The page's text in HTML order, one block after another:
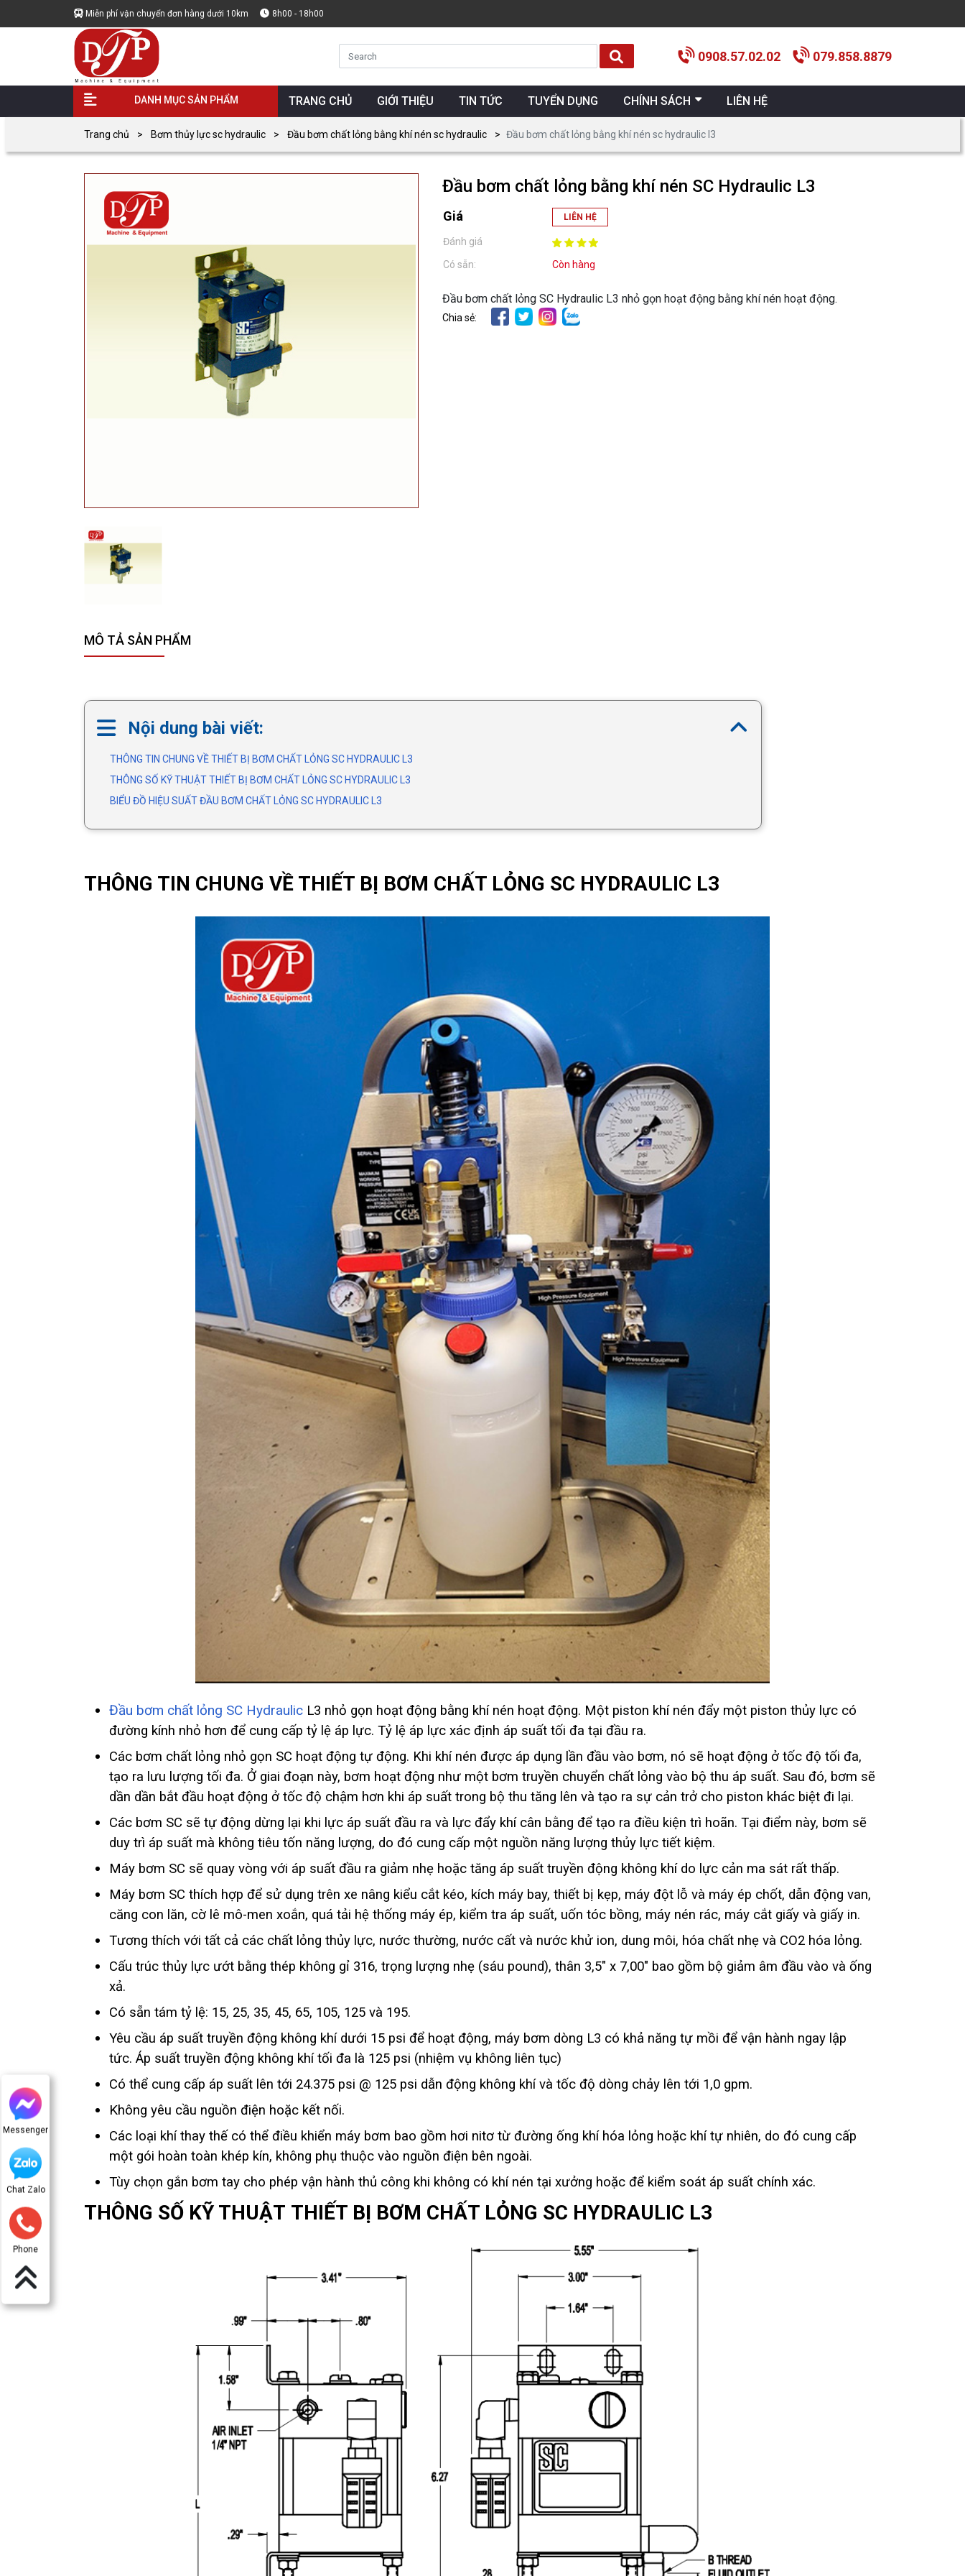
Miễn phí vận chuyển đơn hàng dưới 10km 8h00 - 18h00
0908.57.02.02 079.858.8879
DANH MỤC SẢN PHẨM TRANG CHỦ GIỚI THIỆU TIN TỨC TUYỂN DỤNG CHÍNH SÁCH LIÊN HỆ
Messenger
Chat Zalo
Phone
Trang chủ Bơm thủy lực sc hydraulic Đầu bơm chất lỏng bằng khí nén sc hydraulic Đầu bơm chất lỏng bằng khí nén sc hydraulic l3
Đầu bơm chất lỏng bằng khí nén SC Hydraulic L3
Giá LIÊN HỆ
Đánh giá
Có sẵn:
Còn hàng
Đầu bơm chất lỏng SC Hydraulic L3 nhỏ gọn hoạt động bằng khí nén hoạt động.
Chia sẻ:
MÔ TẢ SẢN PHẨM
Nội dung bài viết:
THÔNG TIN CHUNG VỀ THIẾT BỊ BƠM CHẤT LỎNG SC HYDRAULIC L3
THÔNG SỐ KỸ THUẬT THIẾT BỊ BƠM CHẤT LỎNG SC HYDRAULIC L3
BIỂU ĐỒ HIỆU SUẤT ĐẦU BƠM CHẤT LỎNG SC HYDRAULIC L3
THÔNG TIN CHUNG VỀ THIẾT BỊ BƠM CHẤT LỎNG SC HYDRAULIC L3
Đầu bơm chất lỏng SC Hydraulic L3 nhỏ gọn hoạt động bằng khí nén hoạt động. Một piston khí nén đẩy một piston thủy lực có
đường kính nhỏ hơn để cung cấp tỷ lệ áp lực. Tỷ lệ áp lực xác định áp suất tối đa tại đầu ra.
Các bơm chất lỏng nhỏ gọn SC hoạt động tự động. Khi khí nén được áp dụng lần đầu vào bơm, nó sẽ hoạt động ở tốc độ tối đa,
tạo ra lưu lượng tối đa. Ở giai đoạn này, bơm hoạt động như một bơm truyền chuyển chất lỏng vào bộ thu áp suất. Sau đó, bơm sẽ
dần dần bắt đầu hoạt động ở tốc độ chậm hơn khi áp suất trong bộ thu tăng lên và tạo ra sự cản trở cho piston khác biệt đi lại.
Các bơm SC sẽ tự động dừng lại khi lực áp suất đầu ra và lực đẩy khí cân bằng để tạo ra điều kiện trì hoãn. Tại điểm này, bơm sẽ
duy trì áp suất mà không tiêu tốn năng lượng, do đó cung cấp một nguồn năng lượng thủy lực tiết kiệm.
Máy bơm SC sẽ quay vòng với áp suất đầu ra giảm nhẹ hoặc tăng áp suất truyền động không khí do lực cản ma sát rất thấp.
Máy bơm SC thích hợp để sử dụng trên xe nâng kiểu cắt kéo, kích máy bay, thiết bị kẹp, máy đột lỗ và máy ép chốt, dẫn động van,
căng con lăn, cờ lê mô-men xoắn, quá tải hệ thống máy ép, kiểm tra áp suất, uốn tóc bồng, máy nén rác, máy cắt giấy và giấy in.
Tương thích với tất cả các chất lỏng thủy lực, nước thường, nước cất và nước khử ion, dung môi, hóa chất nhẹ và CO2 hóa lỏng.
Cấu trúc thủy lực ướt bằng thép không gỉ 316, trọng lượng nhẹ (sáu pound), thân 3,5" x 7,00" bao gồm bộ giảm âm đầu vào và ống
xả.
Có sẵn tám tỷ lệ: 15, 25, 35, 45, 65, 105, 125 và 195.
Yêu cầu áp suất truyền động không khí dưới 15 psi để hoạt động, máy bơm dòng L3 có khả năng tự mồi để vận hành ngay lập
tức. Áp suất truyền động không khí tối đa là 125 psi (nhiệm vụ không liên tục)
Có thể cung cấp áp suất lên tới 24.375 psi @ 125 psi dẫn động không khí và tốc độ dòng chảy lên tới 1,0 gpm.
Không yêu cầu nguồn điện hoặc kết nối.
Các loại khí thay thế có thể điều khiển máy bơm bao gồm hơi nitơ từ đường ống khí hóa lỏng hoặc khí tự nhiên, do đó cung cấp
một gói hoàn toàn khép kín, không phụ thuộc vào nguồn điện bên ngoài.
Tùy chọn gắn bơm tay cho phép vận hành thủ công khi không có khí nén tại xưởng hoặc để kiểm soát áp suất chính xác.
THÔNG SỐ KỸ THUẬT THIẾT BỊ BƠM CHẤT LỎNG SC HYDRAULIC L3